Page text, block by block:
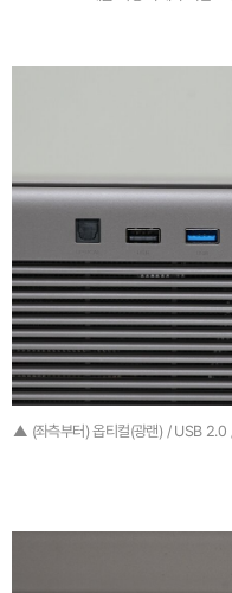
▲ (좌측부터) 옵티컬(광랜) / USB